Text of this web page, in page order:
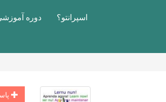
اسپرانتو؟ دوره